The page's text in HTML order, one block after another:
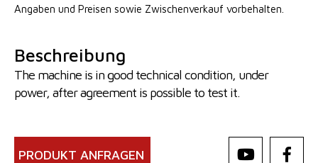
Angaben und Preisen sowie Zwischenverkauf vorbehalten.
Beschreibung
The machine is in good technical condition, under
power, after agreement is possible to test it.
PRODUKT ANFRAGEN